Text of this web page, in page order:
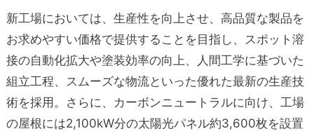
新工場においては、生産性を向上させ、高品質な製品を
お求めやすい価格で提供することを目指し、スポット溶
接の自動化拡大や塗装効率の向上、人間工学に基づいた
組立工程、スムーズな物流といった優れた最新の生産技
術を採用。さらに、カーボンニュートラルに向け、工場
の屋根には2,100kW分の太陽光パネル約3,600枚を設置